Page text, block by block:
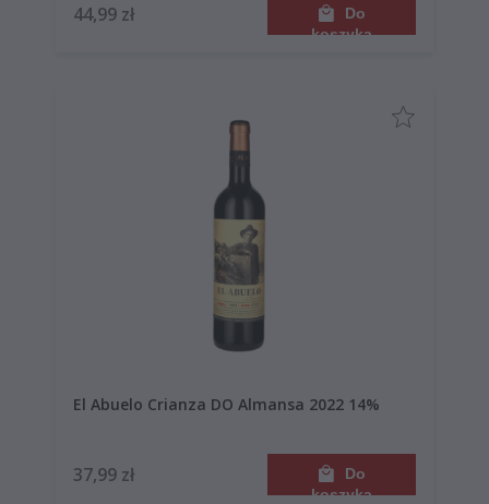
44,99 zł
Do
koszyka
El Abuelo Crianza DO Almansa 2022 14%
37,99 zł
Do
koszyka